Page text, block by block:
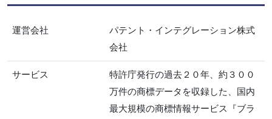
運営会社
パテント・インテグレーション株式
会社
サービス
特許庁発行の過去２０年、約３００
万件の商標データを収録した、国内
最大規模の商標情報サービス『ブラ